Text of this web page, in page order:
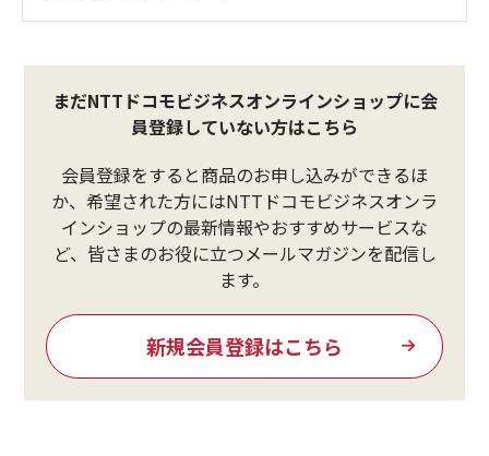
まだNTTドコモビジネスオンラインショップに会
員登録していない方はこちら
会員登録をすると商品のお申し込みができるほ
か、希望された方にはNTTドコモビジネスオンラ
インショップの最新情報やおすすめサービスな
ど、皆さまのお役に立つメールマガジンを配信し
ます。
新規会員登録はこちら